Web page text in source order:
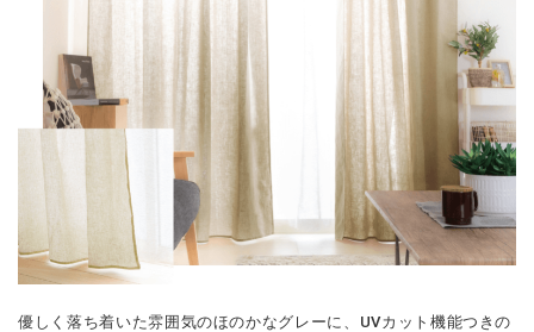
優しく落ち着いた雰囲気のほのかなグレーに、UVカット機能つきの